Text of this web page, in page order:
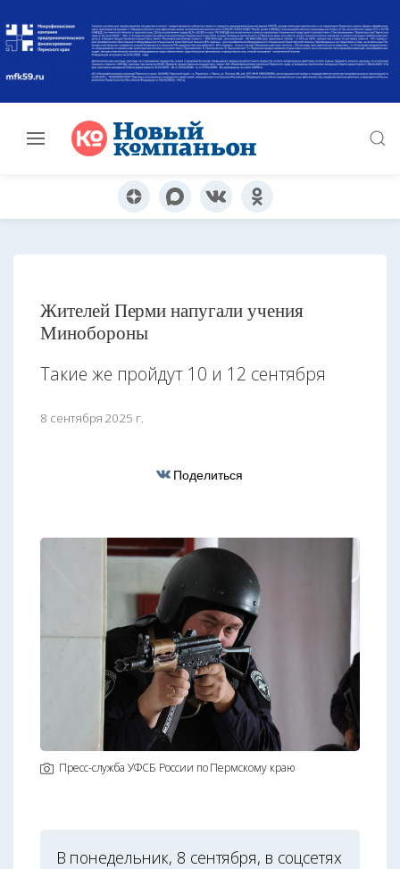
Жителей Перми напугали учения
Минобороны
Такие же пройдут 10 и 12 сентября
8 сентября 2025 г.
Поделиться
Пресс-служба УФСБ России по Пермскому краю
В понедельник, 8 сентября, в соцсетях